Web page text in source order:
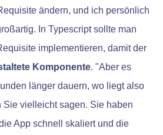
ändern, und ich persönlich
In Typescript sollte man
implementieren, damit der
Komponente. "Aber es
länger dauern, wo liegt also
Sie vielleicht sagen. Sie haben
App schnell skaliert und die